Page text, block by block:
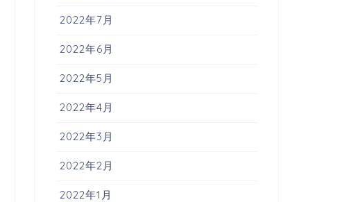
2022年7月
2022年6月
2022年5月
2022年4月
2022年3月
2022年2月
2022年1月